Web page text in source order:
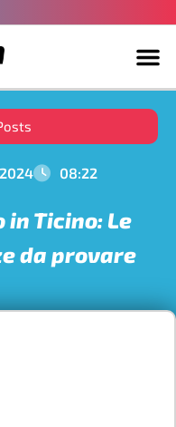
08:22
Ticino: Le
da provare